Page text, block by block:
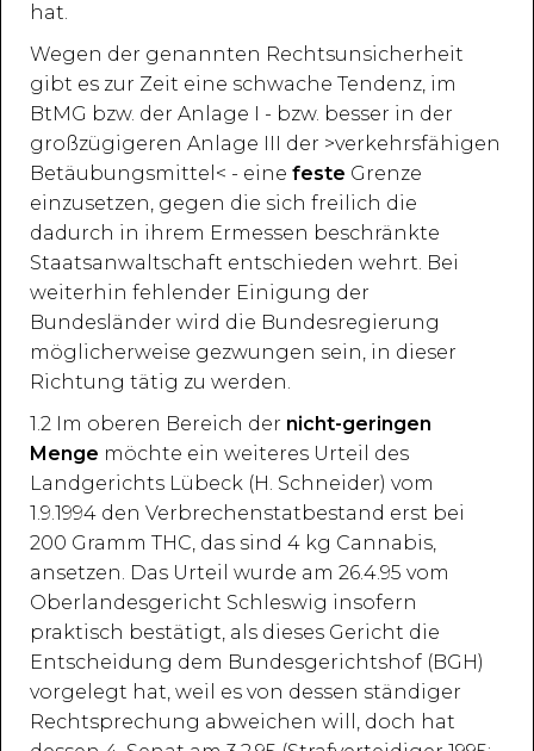
hat.
Wegen der genannten Rechtsunsicherheit
gibt es zur Zeit eine schwache Tendenz, im
BtMG bzw. der Anlage I - bzw. besser in der
großzügigeren Anlage III der >verkehrsfähigen
Betäubungsmittel< - eine feste Grenze
einzusetzen, gegen die sich freilich die
dadurch in ihrem Ermessen beschränkte
Staatsanwaltschaft entschieden wehrt. Bei
weiterhin fehlender Einigung der
Bundesländer wird die Bundesregierung
möglicherweise gezwungen sein, in dieser
Richtung tätig zu werden.
1.2 Im oberen Bereich der nicht-geringen
Menge möchte ein weiteres Urteil des
Landgerichts Lübeck (H. Schneider) vom
1.9.1994 den Verbrechenstatbestand erst bei
200 Gramm THC, das sind 4 kg Cannabis,
ansetzen. Das Urteil wurde am 26.4.95 vom
Oberlandesgericht Schleswig insofern
praktisch bestätigt, als dieses Gericht die
Entscheidung dem Bundesgerichtshof (BGH)
vorgelegt hat, weil es von dessen ständiger
Rechtsprechung abweichen will, doch hat